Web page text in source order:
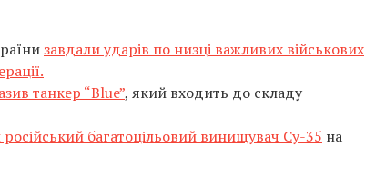
завдали ударів по низці важливих військових
танкер “Blue”, який входить до складу
російський багатоцільовий винищувач Су-35 на